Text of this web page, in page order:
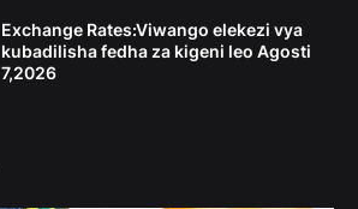
Exchange Rates:Viwango elekezi vya
kubadilisha fedha za kigeni leo Agosti
7,2026